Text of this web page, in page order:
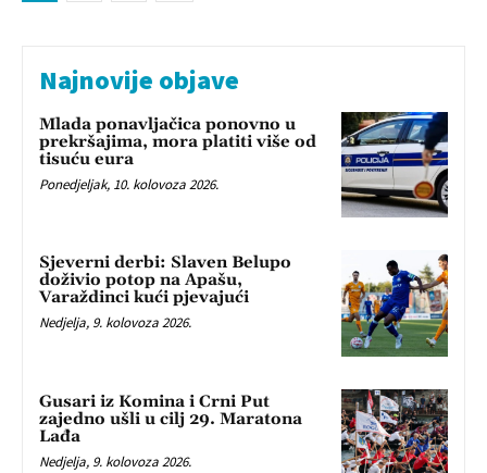
Najnovije objave
Mlada ponavljačica ponovno u
prekršajima, mora platiti više od
tisuću eura
Ponedjeljak, 10. kolovoza 2026.
Sjeverni derbi: Slaven Belupo
doživio potop na Apašu,
Varaždinci kući pjevajući
Nedjelja, 9. kolovoza 2026.
Gusari iz Komina i Crni Put
zajedno ušli u cilj 29. Maratona
Lađa
Nedjelja, 9. kolovoza 2026.